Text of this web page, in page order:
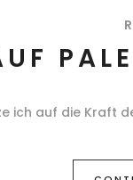
ich auf die Kraft